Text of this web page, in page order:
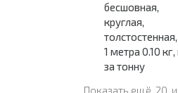
бесшовная,
круглая,
1 метра 0.10
за тонну
Показать ещё 20